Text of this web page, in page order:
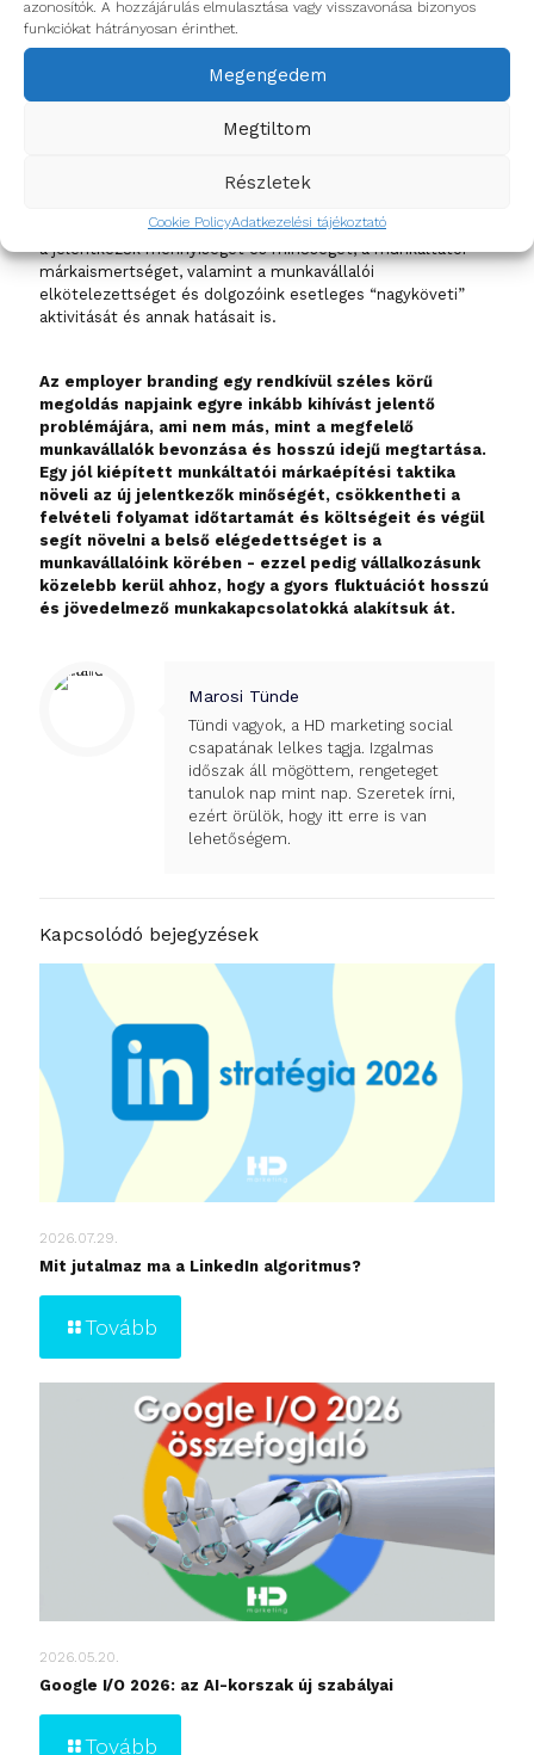
azonosítók. A hozzájárulás elmulasztása vagy visszavonása bizonyos
funkciókat hátrányosan érinthet.
Megengedem
Megtiltom
Részletek
Cookie PolicyAdatkezelési tájékoztató
hiszen egy jól felépített, igényes céges kommunikáció rájuk
is jó fényt vet, amely hozzájárul ahhoz, hogy továbbra is
büszkén dolgozzanak cégünknél.
Természetesen nem feledkezhetünk meg erőfeszítéseink
adatokból tudunk táplálkozni és folyamatosan fejleszteni
hatékony jelenlegi stratégiánk több szempontból is
számát, egyes csatornák hatékonyságát a többihez képest,
a jelentkezők mennyiségét és minőségét, a munkáltatói
márkaismertséget, valamint a munkavállalói
elkötelezettséget és dolgozóink esetleges “nagyköveti”
aktivitását és annak hatásait is.
Az employer branding egy rendkívül széles körű
megoldás napjaink egyre inkább kihívást jelentő
problémájára, ami nem más, mint a megfelelő
munkavállalók bevonzása és hosszú idejű megtartása.
Egy jól kiépített munkáltatói márkaépítési taktika
növeli az új jelentkezők minőségét, csökkentheti a
felvételi folyamat időtartamát és költségeit és végül
segít növelni a belső elégedettséget is a
munkavállalóink körében - ezzel pedig vállalkozásunk
közelebb kerül ahhoz, hogy a gyors fluktuációt hosszú
és jövedelmező munkakapcsolatokká alakítsuk át.
Marosi Tünde
Tündi vagyok, a HD marketing social
csapatának lelkes tagja. Izgalmas
időszak áll mögöttem, rengeteget
tanulok nap mint nap. Szeretek írni,
ezért örülök, hogy itt erre is van
lehetőségem.
Kapcsolódó bejegyzések
2026.07.29.
Mit jutalmaz ma a LinkedIn algoritmus?
Tovább
2026.05.20.
Google I/O 2026: az AI-korszak új szabályai
Tovább